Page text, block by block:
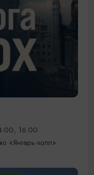
16:00
«Янтарь-холл»